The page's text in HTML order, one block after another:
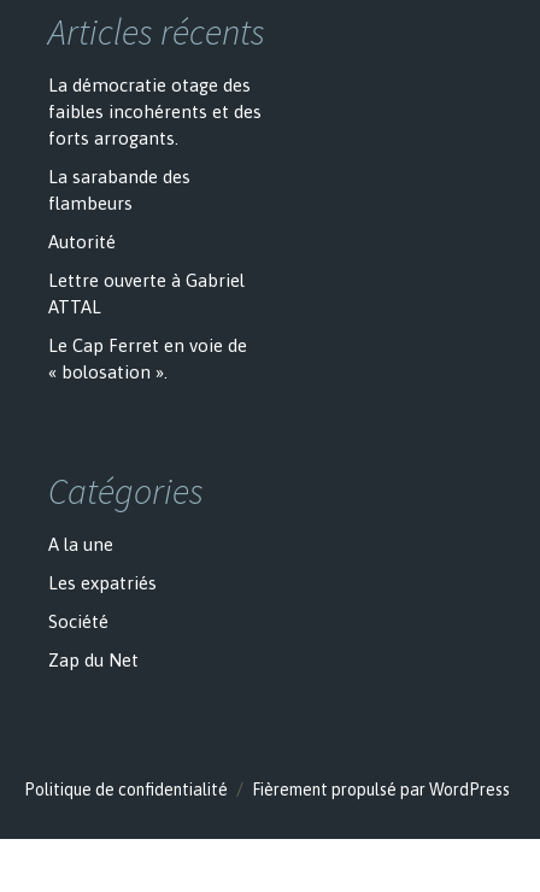
Articles récents
La démocratie otage des
faibles incohérents et des
forts arrogants.
La sarabande des
flambeurs
Autorité
Lettre ouverte à Gabriel
ATTAL
Le Cap Ferret en voie de
« bolosation ».
Catégories
A la une
Les expatriés
Société
Zap du Net
Politique de confidentialité Fièrement propulsé par WordPress